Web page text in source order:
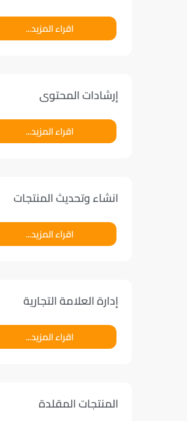
اقراء المزيد...
إرشادات المحتوى
اقراء المزيد...
انشاء وتحديث المنتجات
اقراء المزيد...
إدارة العلامة التجارية
اقراء المزيد...
المنتجات المقلدة